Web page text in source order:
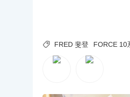
FRED斐登Force 10
缆绳轮盘是航海家的
80 年代，FRED斐登以
 FRED 斐登 FORCE 10